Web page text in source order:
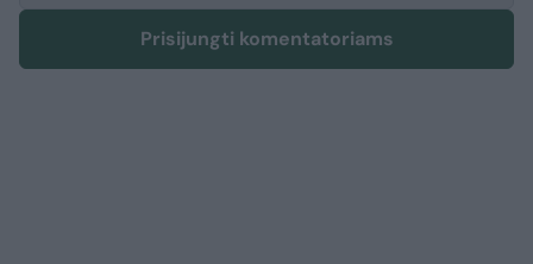
Prisijungti komentatoriams